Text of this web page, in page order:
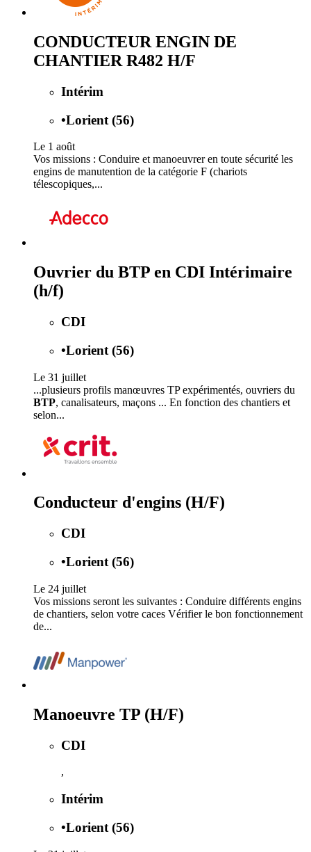
CONDUCTEUR ENGIN DE
CHANTIER R482 H/F
Intérim
•Lorient (56)
Le 1 août
Vos missions : Conduire et manoeuvrer en toute sécurité les
engins de manutention de la catégorie F (chariots
télescopiques,...
Ouvrier du BTP en CDI Intérimaire
(h/f)
CDI
•Lorient (56)
Le 31 juillet
...plusieurs profils manœuvres TP expérimentés, ouvriers du
BTP, canalisateurs, maçons ... En fonction des chantiers et
selon...
Conducteur d'engins (H/F)
CDI
•Lorient (56)
Le 24 juillet
Vos missions seront les suivantes : Conduire différents engins
de chantiers, selon votre caces Vérifier le bon fonctionnement
de...
Manoeuvre TP (H/F)
CDI
,
Intérim
•Lorient (56)